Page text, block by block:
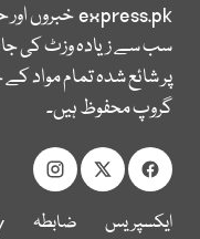
express.pkخبروں
سب سے زیادہ وزٹ کی
پر شائع شدہ تمام مواد
گروپ محفوظ ہیں۔
ایکسپریس
ضابطہ